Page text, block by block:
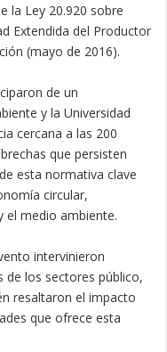
la Ley 20.920 sobre
Extendida del Productor
(mayo de 2016).
de un
y la Universidad
cercana a las 200
que persisten
esta normativa clave
circular,
el medio ambiente.
intervinieron
de los sectores público,
resaltaron el impacto
que ofrece esta